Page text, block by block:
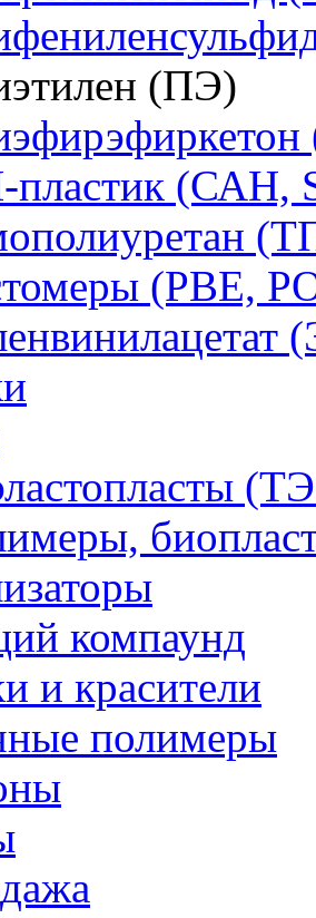
(ПЭ)
(САН,
(PBE,
компаунд
и красители
полимеры